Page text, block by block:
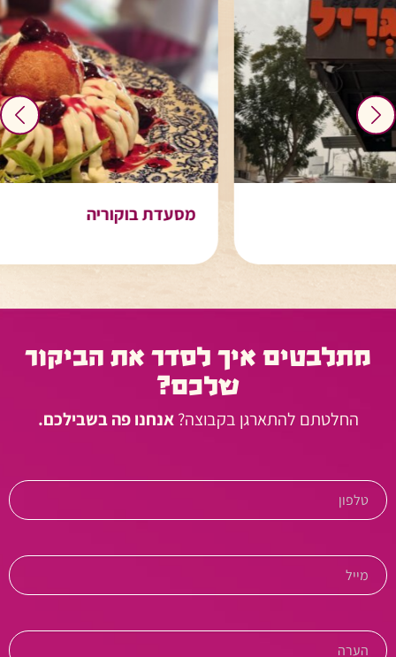
מתלבטים איך לסדר את הביקור
שלכם?
החלטתם להתארגן בקבוצה?אנחנו פה בשבילכם.